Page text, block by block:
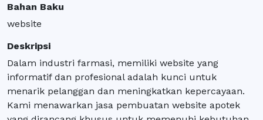
Bahan Baku
website
Deskripsi
Dalam industri farmasi, memiliki website yang
informatif dan profesional adalah kunci untuk
menarik pelanggan dan meningkatkan kepercayaan.
Kami menawarkan jasa pembuatan website apotek